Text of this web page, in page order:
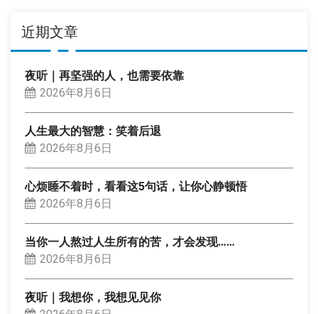
近期文章
夜听｜再坚强的人，也需要依靠
2026年8月6日
人生最大的智慧：笑着后退
2026年8月6日
心烦睡不着时，看看这5句话，让你心静顿悟
2026年8月6日
当你一人熬过人生所有的苦，才会发现……
2026年8月6日
夜听｜我想你，我想见见你